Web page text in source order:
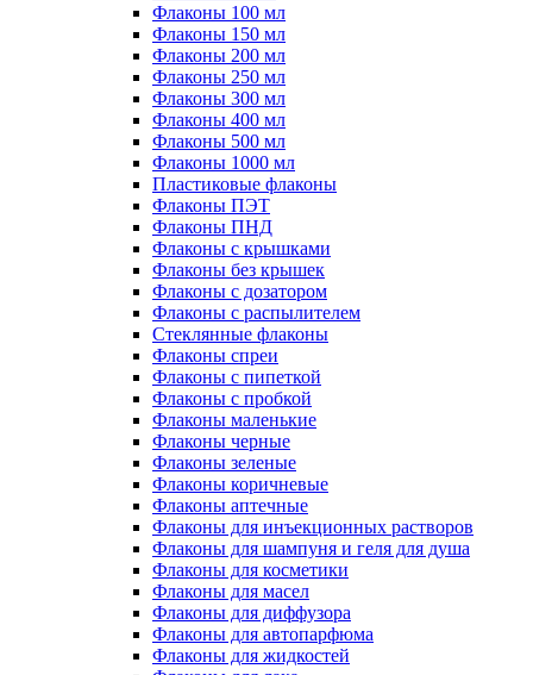
Флаконы 100 мл
Флаконы 150 мл
Флаконы 200 мл
Флаконы 250 мл
Флаконы 300 мл
Флаконы 400 мл
Флаконы 500 мл
Флаконы 1000 мл
Пластиковые флаконы
Флаконы ПЭТ
Флаконы ПНД
Флаконы с крышками
Флаконы без крышек
Флаконы с дозатором
Флаконы с распылителем
Стеклянные флаконы
Флаконы cпреи
Флаконы с пипеткой
Флаконы с пробкой
Флаконы маленькие
Флаконы черные
Флаконы зеленые
Флаконы коричневые
Флаконы аптечные
Флаконы для инъекционных растворов
Флаконы для шампуня и геля для душа
Флаконы для косметики
Флаконы для масел
Флаконы для диффузора
Флаконы для автопарфюма
Флаконы для жидкостей